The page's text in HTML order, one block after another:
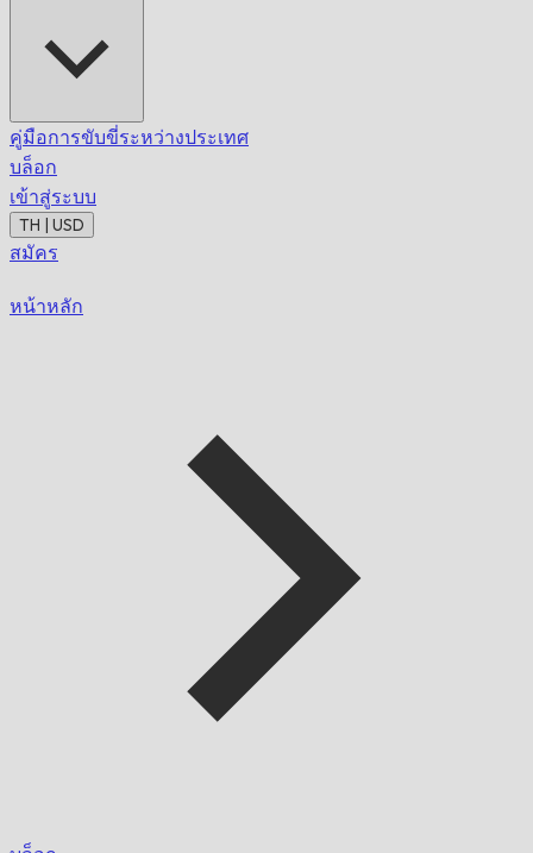
คู่มือการขับขี่ระหว่างประเทศ
บล็อก
เข้าสู่ระบบ
TH | USD
สมัคร
หน้าหลัก